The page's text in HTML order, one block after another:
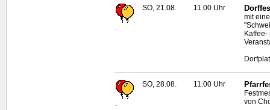
.
SO, 21.08. 11.00 Uhr
mit
.
SO, 28.08. 11.00 Uhr
von